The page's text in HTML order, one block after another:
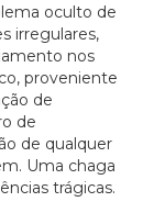
oculto de
irregulares,
nos
proveniente
de
de
de qualquer
Uma chaga
trágicas.